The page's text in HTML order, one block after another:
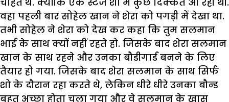
वहा पहली बार सोहेल खान ने शेरा को पगड़ी में देखा था.
तभी सोहेल ने शेरा को देख कर कहा कि तुम सलमान
भाई के साथ क्यों नहीं रहते हो. जिसके बाद शेरा सलमान
खान के साथ रहने और उनका बौडीगार्ड बनने के लिए
तैयार हो गया. जिसके बाद शेरा सलमान के साथ सिर्फ
शो के दौरान रहा करते थे, लेकिन धीरे धीरे उनका बौन्ड
बहुत अच्छा होता चला गया और वे सलमान के खास